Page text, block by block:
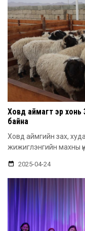
Ховд аймагт эр хонь
байна
Ховд аймгийн зах,
жижиглэнгийн махны
2025-04-24